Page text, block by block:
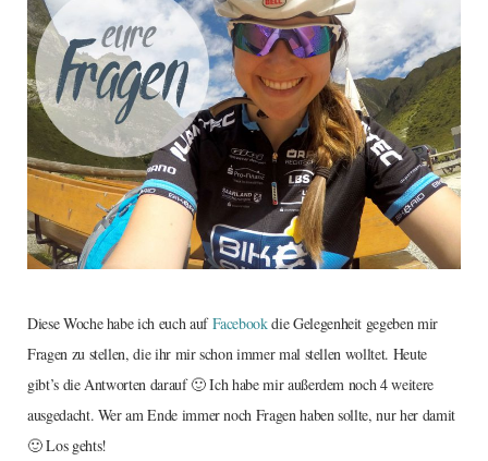
Diese Woche habe ich euch aufFacebookdie Gelegenheit gegeben mir
Fragen zu stellen, die ihr mir schon immer mal stellen wolltet. Heute
gibt’s die Antworten darauf 🙂 Ich habe mir außerdem noch 4 weitere
ausgedacht. Wer am Ende immer noch Fragen haben sollte, nur her damit
🙂 Los gehts!